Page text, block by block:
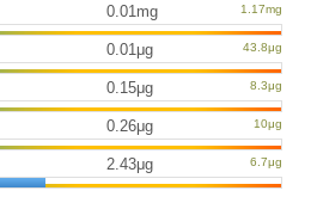
0.01mg
0.01μg
0.15μg
0.26μg
2.43μg